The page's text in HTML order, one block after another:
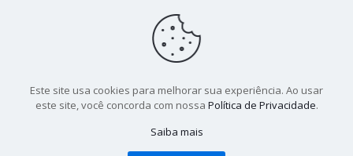
São José dos Ausentes
Taquara
Vacaria
direitos reservados. Desenvolvido por
Este site usa cookies para melhorar sua experiência. Ao usar
este site, você concorda com nossa Política de Privacidade.
Saiba mais